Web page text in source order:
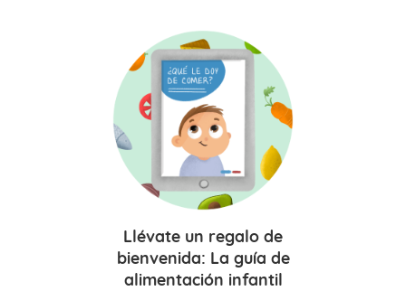
Llévate un regalo de
bienvenida: La guía de
alimentación infantil